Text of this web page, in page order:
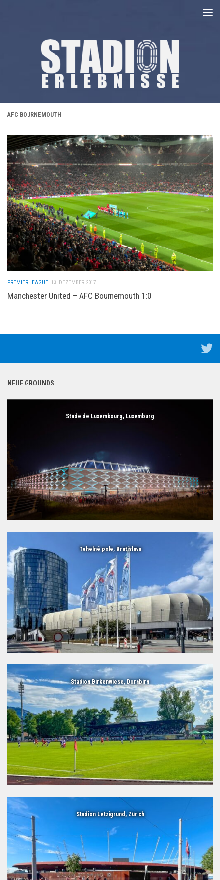
AFC BOURNEMOUTH
PREMIER LEAGUE 13. DEZEMBER 2017
Manchester United – AFC Bournemouth 1:0
NEUE GROUNDS
Stade de Luxembourg, Luxemburg
Tehelné pole, Bratislava
Stadion Birkenwiese, Dornbirn
Stadion Letzigrund, Zürich